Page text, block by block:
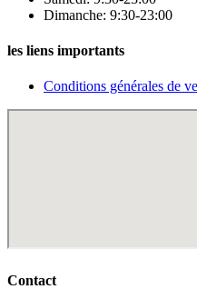
Dimanche: 9:30-23:00
les liens importants
Conditions générales de
Contact